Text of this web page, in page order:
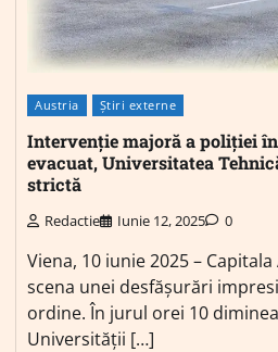
Austria Știri externe
Intervenție majoră a poliției
evacuat, Universitatea
strictă
Redactie Iunie 12, 2025 0
Viena, 10 iunie 2025 –
scena unei desfășurări
ordine. În jurul orei 10
Universității […]